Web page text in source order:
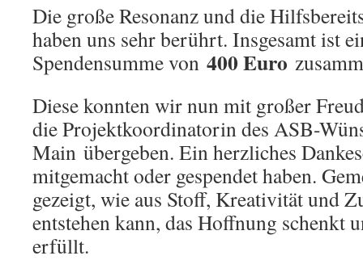
Die große Resonanz und die
haben uns sehr berührt. Insgesamt ist
Spendensumme von 400 Euro
Diese konnten wir nun mit großer
die Projektkoordinatorin des ASB-
Main übergeben. Ein herzliches
mitgemacht oder gespendet haben.
gezeigt, wie aus Stoff, Kreativität und
entstehen kann, das Hoffnung schenkt
erfüllt.